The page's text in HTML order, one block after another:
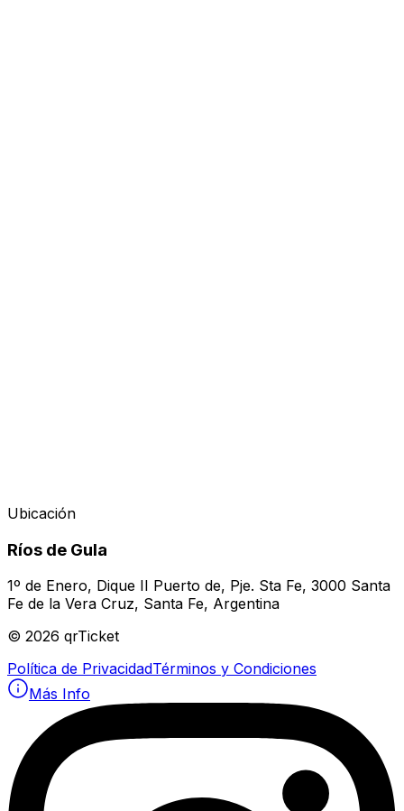
Ubicación
Ríos de Gula
1º de Enero, Dique II Puerto de, Pje. Sta Fe, 3000 Santa
Fe de la Vera Cruz, Santa Fe, Argentina
© 2026 qrTicket
Política de PrivacidadTérminos y Condiciones
Más Info